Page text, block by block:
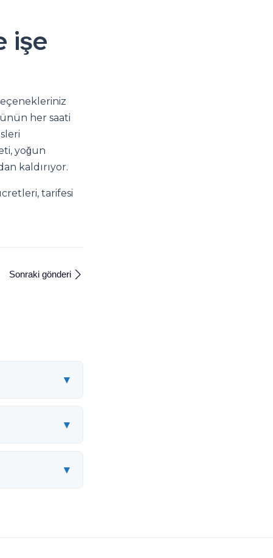
işe
her saati
yoğun
kaldırıyor.
tarifesi
Sonraki gönderi
▾
▾
▾